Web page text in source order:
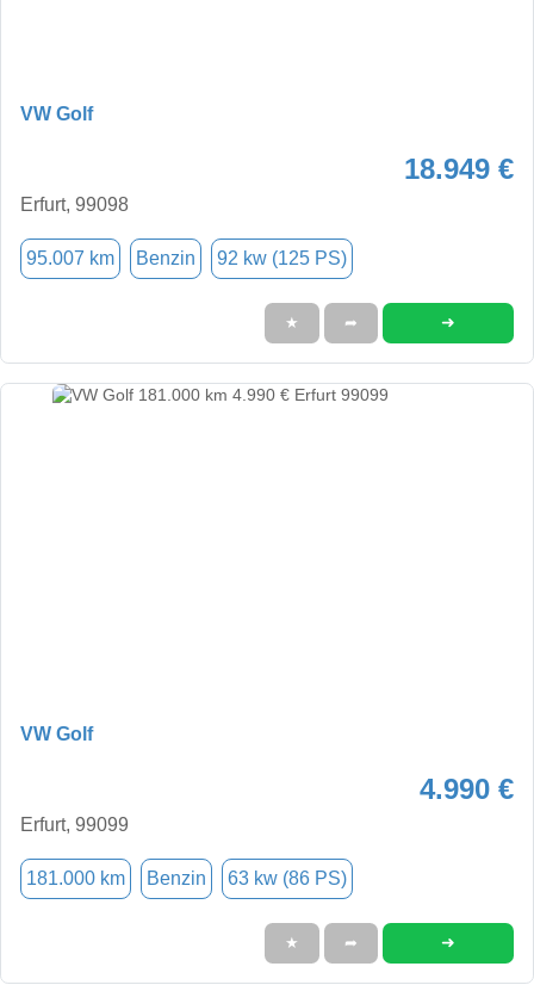
VW Golf
18.949 €
Erfurt, 99098
95.007 km Benzin 92 kw (125 PS)
★ ➦ ➜
VW Golf
4.990 €
Erfurt, 99099
181.000 km Benzin 63 kw (86 PS)
★ ➦ ➜